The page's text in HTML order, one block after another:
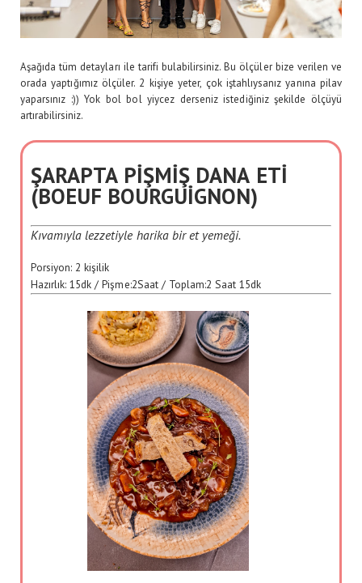
Aşağıda tüm detayları ile tarifi bulabilirsiniz. Bu ölçüler bize verilen ve
orada yaptığımız ölçüler. 2 kişiye yeter, çok iştahlıysanız yanına pilav
yaparsınız :)) Yok bol bol yiycez derseniz istediğiniz şekilde ölçüyü
artırabilirsiniz.
ŞARAPTA PİŞMİŞ DANA ETİ
(BOEUF BOURGUİGNON)
Kıvamıyla lezzetiyle harika bir et yemeği.
Porsiyon: 2 kişilik
Hazırlık:15dk / Pişme:2Saat / Toplam:2 Saat 15dk